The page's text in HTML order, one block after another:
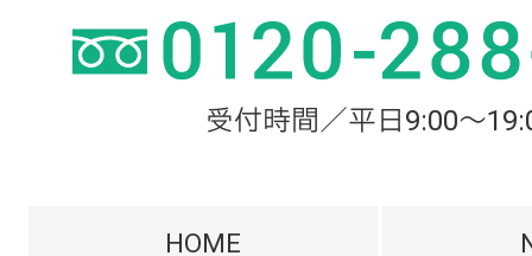
受付時間／平日9:00～
HOME